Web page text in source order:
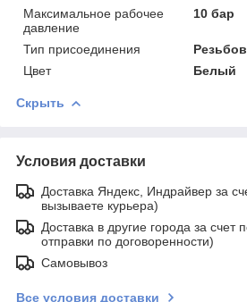
Максимальное рабочее
давление
10 бар
Тип присоединения
Цвет
Белый
Скрыть
Условия доставки
Доставка Яндекс, Индрайвер за
вызываете курьера)
Доставка в другие города за счет
отправки по договоренности)
Самовывоз
Все условия доставки